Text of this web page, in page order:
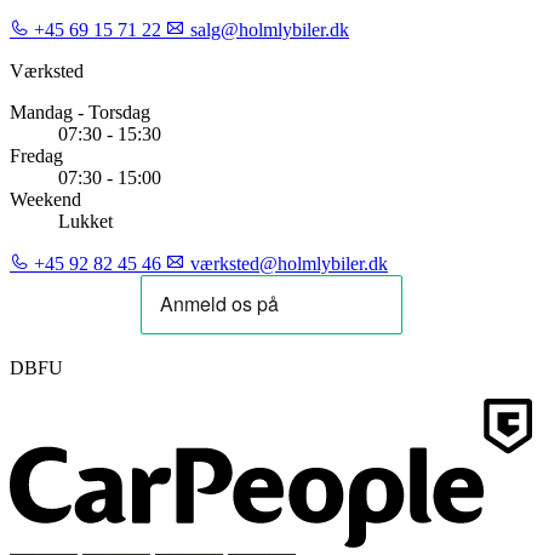
+45 69 15 71 22
salg@holmlybiler.dk
Værksted
Mandag - Torsdag
07:30 - 15:30
Fredag
07:30 - 15:00
Weekend
Lukket
+45 92 82 45 46 værksted@holmlybiler.dk
DBFU